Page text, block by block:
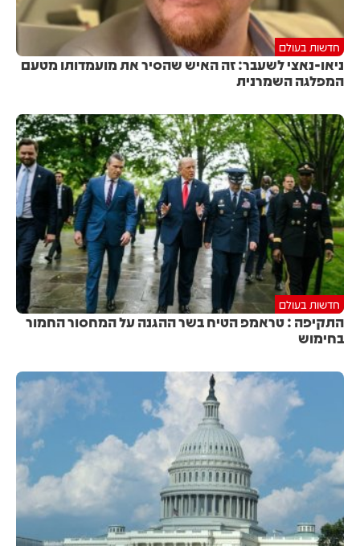
חדשות בעולם
ניאו-נאצי לשעבר: זה האיש שהסיר את מועמדותו מטעם
המפלגה השמרנית
חדשות בעולם
התקיפה : טראמפ הטיח בשר ההגנה על המחסור החמור
בחימוש